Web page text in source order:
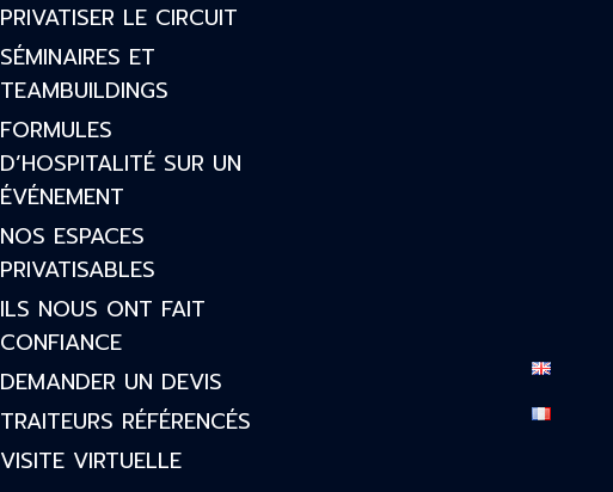
PRIVATISER LE CIRCUIT
SÉMINAIRES ET
TEAMBUILDINGS
FORMULES
D’HOSPITALITÉ SUR UN
ÉVÉNEMENT
NOS ESPACES
PRIVATISABLES
ILS NOUS ONT FAIT
CONFIANCE
DEMANDER UN DEVIS
TRAITEURS RÉFÉRENCÉS
VISITE VIRTUELLE